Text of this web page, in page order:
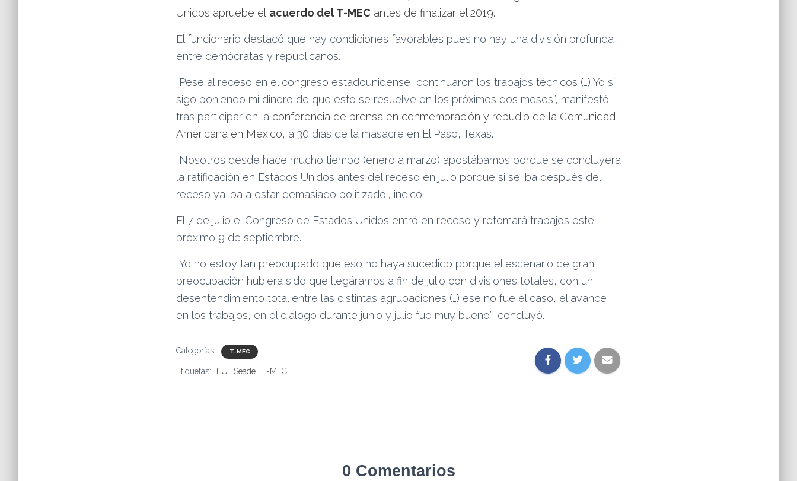
Unidos apruebe el acuerdo del T-MEC antes de finalizar el 2019.
El funcionario destacó que hay condiciones favorables pues no hay una división profunda
entre demócratas y republicanos.
“Pese al receso en el congreso estadounidense, continuaron los trabajos técnicos (…) Yo sí
sigo poniendo mi dinero de que esto se resuelve en los próximos dos meses”, manifestó
tras participar en la conferencia de prensa en conmemoración y repudio de la Comunidad
Americana en México, a 30 días de la masacre en El Paso, Texas.
“Nosotros desde hace mucho tiempo (enero a marzo) apostábamos porque se concluyera
la ratificación en Estados Unidos antes del receso en julio porque si se iba después del
receso ya iba a estar demasiado politizado”, indicó.
El 7 de julio el Congreso de Estados Unidos entró en receso y retomará trabajos este
próximo 9 de septiembre.
“Yo no estoy tan preocupado que eso no haya sucedido porque el escenario de gran
preocupación hubiera sido que llegáramos a fin de julio con divisiones totales, con un
desentendimiento total entre las distintas agrupaciones (…) ese no fue el caso, el avance
en los trabajos, en el diálogo durante junio y julio fue muy bueno”, concluyó.
Categorías: T-MEC
Etiquetas: EU Seade T-MEC
0 Comentarios